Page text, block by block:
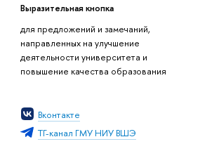
Выразительная кнопка
для предложений и замечаний,
направленных на улучшение
деятельности университета и
повышение качества образования
Вконтакте
ТГ-канал ГМУ НИУ ВШЭ